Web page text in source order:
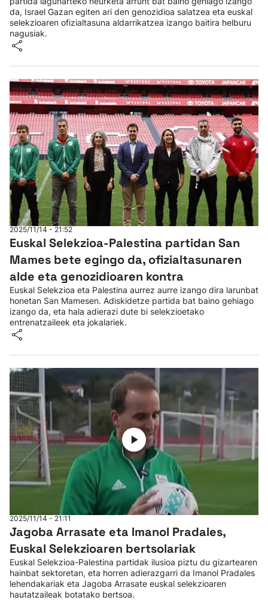
da, Israel Gazan egiten ari den genozidioa salatzea eta euskal
selekzioaren ofizialtasuna aldarrikatzea izango baitira helburu
nagusiak.
2025/11/14 - 21:52
Euskal Selekzioa-Palestina partidan San
Mames bete egingo da, ofizialtasunaren
alde eta genozidioaren kontra
Euskal Selekzioa eta Palestina aurrez aurre izango dira larunbat
honetan San Mamesen. Adiskidetze partida bat baino gehiago
izango da, eta hala adierazi dute bi selekzioetako
entrenatzaileek eta jokalariek.
2025/11/14 - 21:11
Jagoba Arrasate eta Imanol Pradales,
Euskal Selekzioaren bertsolariak
Euskal Selekzioa-Palestina partidak ilusioa piztu du gizartearen
hainbat sektoretan, eta horren adierazgarri da Imanol Pradales
lehendakariak eta Jagoba Arrasate euskal selekzioaren
hautatzaileak botatako bertsoa.